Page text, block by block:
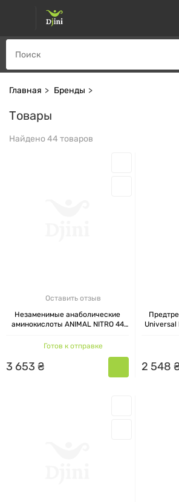
Главная Бренды
Товары
Найдено 44 товаров
Оставить отзыв
Незаменимые анаболические
аминокислоты ANIMAL NITRO 44
Готов к отправке
3 653 ₴
Universal
2 548